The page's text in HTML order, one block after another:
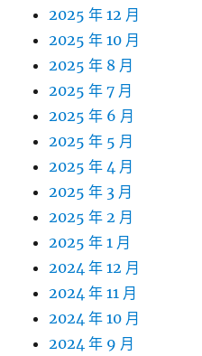
2025 年 12 月
2025 年 10 月
2025 年 8 月
2025 年 7 月
2025 年 6 月
2025 年 5 月
2025 年 4 月
2025 年 3 月
2025 年 2 月
2025 年 1 月
2024 年 12 月
2024 年 11 月
2024 年 10 月
2024 年 9 月